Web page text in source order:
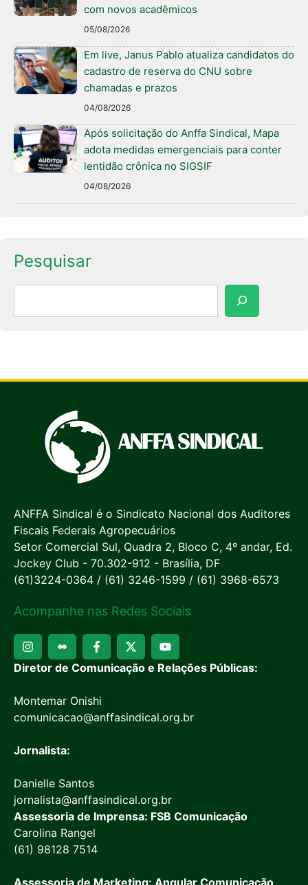
com novos acadêmicos
05/08/2026
Em live, Janus Pablo atualiza candidatos do
cadastro de reserva do CNU sobre
chamadas e prazos
04/08/2026
Após solicitação do Anffa Sindical, Mapa
adota medidas emergenciais para conter
lentidão crônica no SIGSIF
04/08/2026
Pesquisar
ANFFA Sindical é o Sindicato Nacional dos Auditores
Fiscais Federais Agropecuários
Setor Comercial Sul, Quadra 2, Bloco C, 4º andar, Ed.
Jockey Club - 70.302-912 - Brasília, DF
(61)3224-0364 / (61) 3246-1599 / (61) 3968-6573
Acompanhe nas Redes Sociais
Diretor de Comunicação e Relações Públicas:
Montemar Onishi
comunicacao@anffasindical.org.br
Jornalista:
Danielle Santos
jornalista@anffasindical.org.br
Assessoria de Imprensa: FSB Comunicação
Carolina Rangel
(61) 98128 7514
Assessoria de Marketing: Angular Comunicação